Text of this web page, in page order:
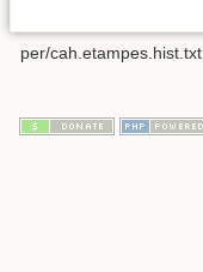
per/cah.etampes.hist.txt